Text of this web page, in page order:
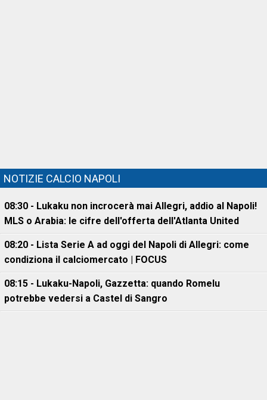
NOTIZIE CALCIO NAPOLI
08:30 - Lukaku non incrocerà mai Allegri, addio al Napoli!
MLS o Arabia: le cifre dell'offerta dell'Atlanta United
08:20 - Lista Serie A ad oggi del Napoli di Allegri: come
condiziona il calciomercato | FOCUS
08:15 - Lukaku-Napoli, Gazzetta: quando Romelu
potrebbe vedersi a Castel di Sangro